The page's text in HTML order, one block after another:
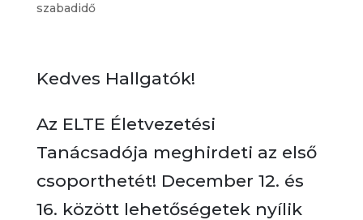
szabadidő
Kedves Hallgatók!
Az ELTE Életvezetési
Tanácsadója meghirdeti az első
csoporthetét! December 12. és
16. között lehetőségetek nyílik